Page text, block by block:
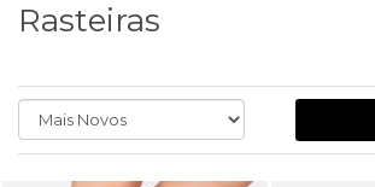
Rasteiras